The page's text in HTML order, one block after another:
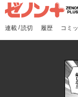
ゼノンプラス
連載 /読切 履歴 コミ